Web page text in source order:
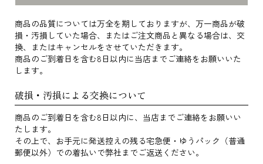
商品の品質については万全を期しておりますが、万一商品が破
損・汚損していた場合、またはご注文商品と異なる場合は、交
換、またはキャンセルをさせていただきます。
商品のご到着日を含む8日以内に当店までご連絡をお願いいた
します。
破損・汚損による交換について
商品のご到着日を含む8日以内に、当店までご連絡をお願いい
たします。
その上で、お手元に発送控えの残る宅急便・ゆうパック（普通
郵便以外）での着払いで弊社までご返送ください。